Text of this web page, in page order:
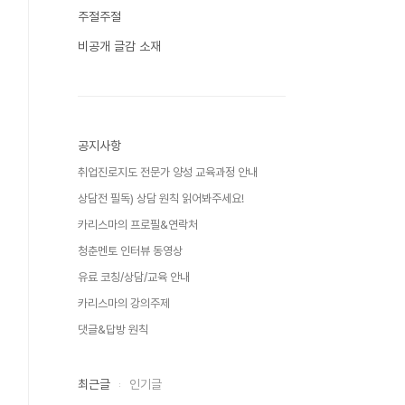
주절주절
비공개 글감 소재
공지사항
취업진로지도 전문가 양성 교육과정 안내
상담전 필독) 상담 원칙 읽어봐주세요!
카리스마의 프로필&연락처
청춘멘토 인터뷰 동영상
유료 코칭/상담/교육 안내
카리스마의 강의주제
댓글&답방 원칙
최근글 인기글